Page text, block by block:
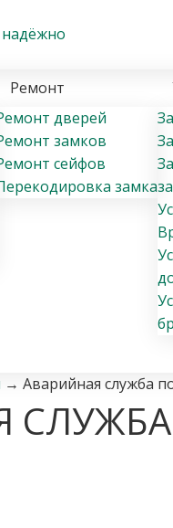
Ремонт
дверей
замков
сейфов
замка
→ Аварийная служба